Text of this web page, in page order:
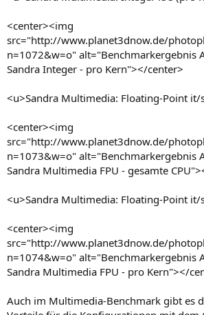
<center><img
src="http://www.planet3dnow.de/
n=1072&w=o" alt="Benchmarkergebnis
Sandra Integer - pro Kern"></center>
<u>Sandra Multimedia: Floating-Point it/
<center><img
src="http://www.planet3dnow.de/
n=1073&w=o" alt="Benchmarkergebnis
Sandra Multimedia FPU - gesamte
<u>Sandra Multimedia: Floating-Point it/
<center><img
src="http://www.planet3dnow.de/
n=1074&w=o" alt="Benchmarkergebnis
Sandra Multimedia FPU - pro Kern"></
Auch im Multimedia-Benchmark gibt es